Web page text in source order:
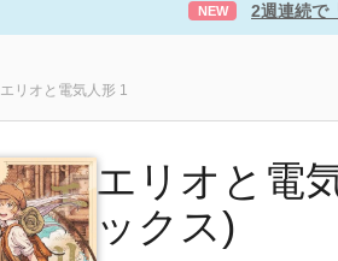
NEW 2週連続で
エリオと電気人形 1
エリオと電
ックス)